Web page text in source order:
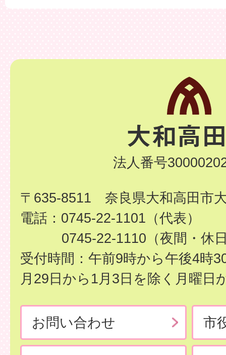
法人番号
〒635-8511 奈良県大和高田市
電話：0745-22-1101（代表）
0745-22-1110（夜間・休
受付時間：午前9時から午後4時
月29日から1月3日を除く月曜日
お問い合わせ 市